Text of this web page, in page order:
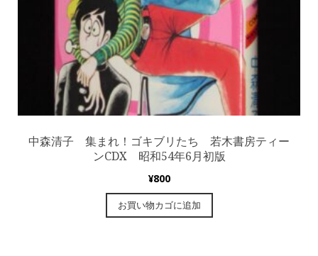
中森清子 集まれ！ゴキブリたち 若木書房ティー
ンCDX 昭和54年6月初版
¥800
お買い物カゴに追加